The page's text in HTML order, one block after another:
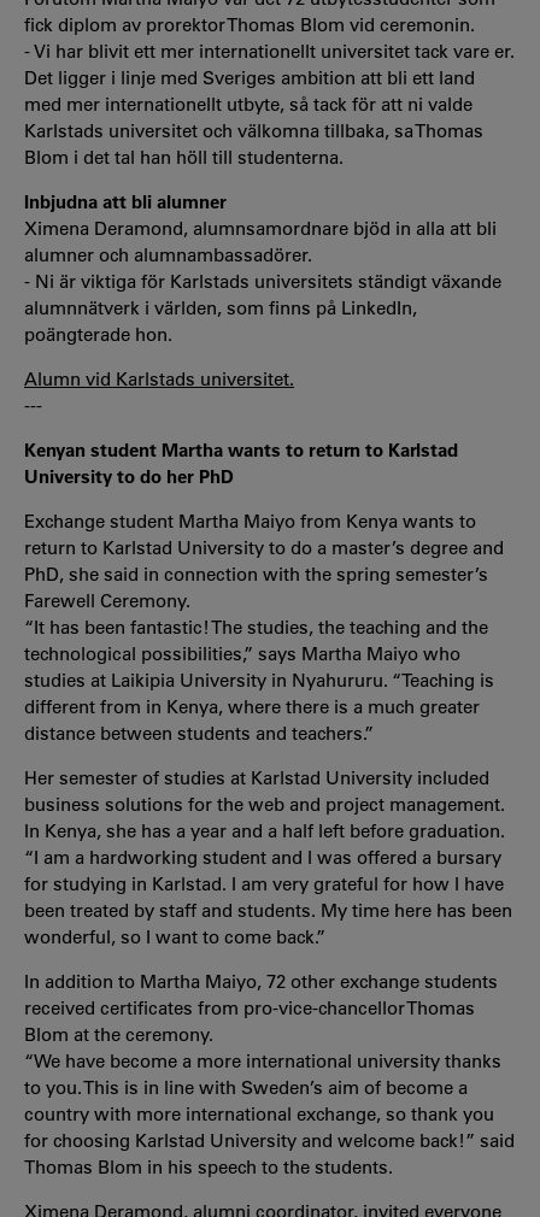
fick diplom av prorektor Thomas Blom vid ceremonin.
- Vi har blivit ett mer internationellt universitet tack vare er.
Det ligger i linje med Sveriges ambition att bli ett land
med mer internationellt utbyte, så tack för att ni valde
Karlstads universitet och välkomna tillbaka, sa Thomas
Blom i det tal han höll till studenterna.
Inbjudna att bli alumner
Ximena Deramond, alumnsamordnare bjöd in alla att bli
alumner och alumnambassadörer.
- Ni är viktiga för Karlstads universitets ständigt växande
alumnnätverk i världen, som finns på LinkedIn,
poängterade hon.
Alumn vid Karlstads universitet.
---
Kenyan student Martha wants to return to Karlstad
University to do her PhD
Exchange student Martha Maiyo from Kenya wants to
return to Karlstad University to do a master’s degree and
PhD, she said in connection with the spring semester’s
Farewell Ceremony.
“It has been fantastic! The studies, the teaching and the
technological possibilities,” says Martha Maiyo who
studies at Laikipia University in Nyahururu. “Teaching is
different from in Kenya, where there is a much greater
distance between students and teachers.”
Her semester of studies at Karlstad University included
business solutions for the web and project management.
In Kenya, she has a year and a half left before graduation.
“I am a hardworking student and I was offered a bursary
for studying in Karlstad. I am very grateful for how I have
been treated by staff and students. My time here has been
wonderful, so I want to come back.”
In addition to Martha Maiyo, 72 other exchange students
received certificates from pro-vice-chancellor Thomas
Blom at the ceremony.
“We have become a more international university thanks
to you. This is in line with Sweden’s aim of become a
country with more international exchange, so thank you
for choosing Karlstad University and welcome back!” said
Thomas Blom in his speech to the students.
Ximena Deramond, alumni coordinator, invited everyone